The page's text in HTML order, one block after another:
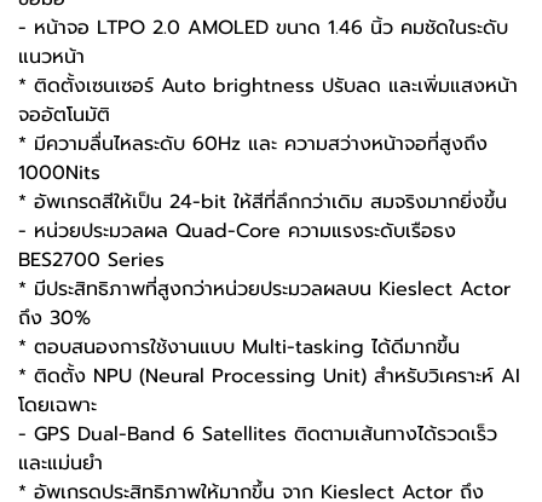
- หน้าจอ LTPO 2.0 AMOLED ขนาด 1.46 นิ้ว คมชัดในระดับ
แนวหน้า
* ติดตั้งเซนเซอร์ Auto brightness ปรับลด และเพิ่มแสงหน้า
จออัตโนมัติ
* มีความลื่นไหลระดับ 60Hz และ ความสว่างหน้าจอที่สูงถึง
1000Nits
* อัพเกรดสีให้เป็น 24-bit ให้สีที่ลึกกว่าเดิม สมจริงมากยิ่งขึ้น
- หน่วยประมวลผล Quad-Core ความแรงระดับเรือธง
BES2700 Series
* มีประสิทธิภาพที่สูงกว่าหน่วยประมวลผลบน Kieslect Actor
ถึง 30%
* ตอบสนองการใช้งานแบบ Multi-tasking ได้ดีมากขึ้น
* ติดตั้ง NPU (Neural Processing Unit) สำหรับวิเคราะห์ AI
โดยเฉพาะ
- GPS Dual-Band 6 Satellites ติดตามเส้นทางได้รวดเร็ว
และแม่นยำ
* อัพเกรดประสิทธิภาพให้มากขึ้น จาก Kieslect Actor ถึง